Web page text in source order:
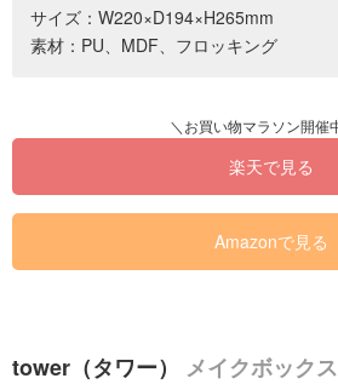
サイズ：W220×D194×H265mm
素材：PU、MDF、フロッキング
楽天で見る
Amazonで見る
tower（タワー） メイクボックス